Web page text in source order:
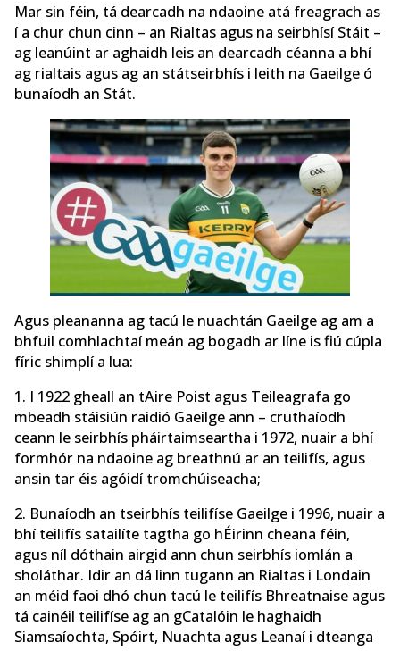
Mar sin féin, tá dearcadh na ndaoine atá freagrach as
í a chur chun cinn – an Rialtas agus na seirbhísí Stáit –
ag leanúint ar aghaidh leis an dearcadh céanna a bhí
ag rialtais agus ag an státseirbhís i leith na Gaeilge ó
bunaíodh an Stát.
Agus pleananna ag tacú le nuachtán Gaeilge ag am a
bhfuil comhlachtaí meán ag bogadh ar líne is fiú cúpla
fíric shimplí a lua:
1. I 1922 gheall an tAire Poist agus Teileagrafa go
mbeadh stáisiún raidió Gaeilge ann – cruthaíodh
ceann le seirbhís pháirtaimseartha i 1972, nuair a bhí
formhór na ndaoine ag breathnú ar an teilifís, agus
ansin tar éis agóidí tromchúiseacha;
2. Bunaíodh an tseirbhís teilifíse Gaeilge i 1996, nuair a
bhí teilifís satailíte tagtha go hÉirinn cheana féin,
agus níl dóthain airgid ann chun seirbhís iomlán a
sholáthar. Idir an dá linn tugann an Rialtas i Londain
an méid faoi dhó chun tacú le teilifís Bhreatnaise agus
tá cainéil teilifíse ag an gCatalóin le haghaidh
Siamsaíochta, Spóirt, Nuachta agus Leanaí i dteanga